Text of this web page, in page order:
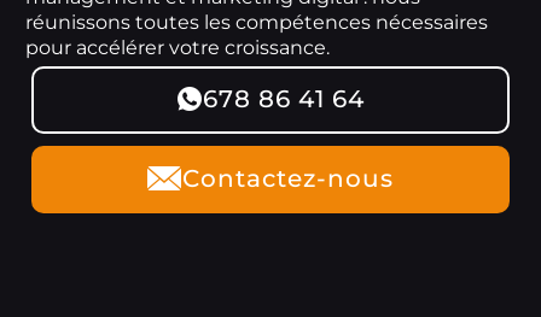
réunissons toutes les compétences nécessaires
pour accélérer votre croissance.
678 86 41 64
Contactez-nous